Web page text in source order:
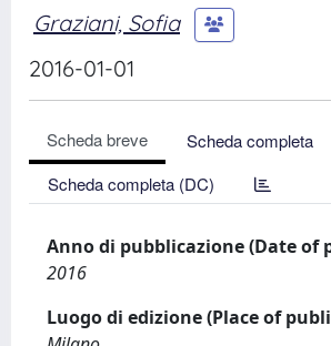
Graziani, Sofia
2016-01-01
Scheda breve
Scheda completa
Scheda completa (DC)
Anno di pubblicazione (Date of
2016
Luogo di edizione (Place of